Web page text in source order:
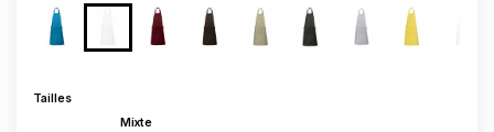
Tailles
Mixte